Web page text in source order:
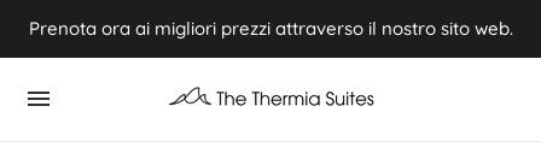
Experience Summer 2026 in Kythnos ⭢ Book now
Prenota ora ai migliori prezzi attraverso il nostro sito web.